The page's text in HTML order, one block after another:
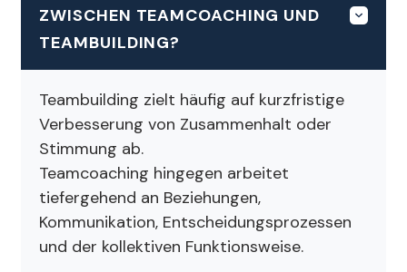
ZWISCHEN TEAMCOACHING UND
TEAMBUILDING?
Teambuilding zielt häufig auf kurzfristige
Verbesserung von Zusammenhalt oder
Stimmung ab.
Teamcoaching hingegen arbeitet
tiefergehend an Beziehungen,
Kommunikation, Entscheidungsprozessen
und der kollektiven Funktionsweise.